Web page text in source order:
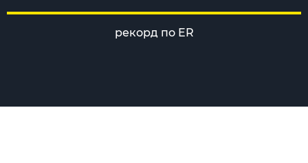
рекорд по ER